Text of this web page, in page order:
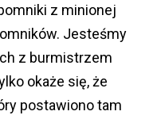
z minionej
Jesteśmy
z burmistrzem
okaże się, że
postawiono tam